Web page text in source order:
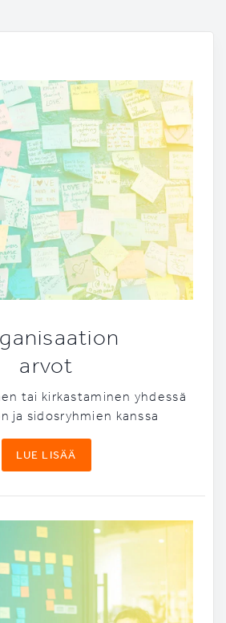
arvot
tai kirkastaminen yhdessä
ja sidosryhmien kanssa
LUE LISÄÄ